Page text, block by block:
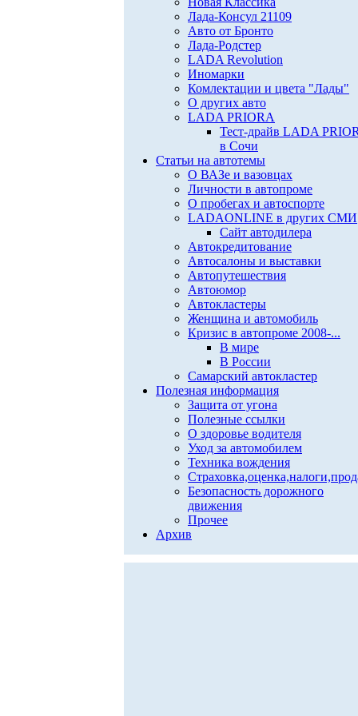
Лада-Консул 21109
Авто от Бронто
Лада-Родстер
LADA Revolution
Иномарки
Комлектации и цвета "Лады"
О других авто
LADA PRIORA
Тест-драйв LADA
в Сочи
Статьи на автотемы
О ВАЗе и вазовцах
Личности в автопроме
О пробегах и автоспорте
LADAONLINE в других СМИ
Сайт автодилера
Автокредитование
Автосалоны и выставки
Автопутешествия
Автоюмор
Автокластеры
Женщина и автомобиль
Кризис в автопроме 2008-...
В мире
В России
Самарский автокластер
Полезная информация
Защита от угона
Полезные ссылки
О здоровье водителя
Уход за автомобилем
Техника вождения
Безопасность дорожного
движения
Прочее
Архив